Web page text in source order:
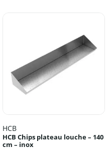
HCB
HCB Chips plateau louche – 140
cm – inox